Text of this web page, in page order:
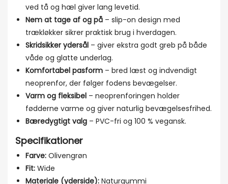
ved tå og hæl giver lang levetid.
Nem at tage af og på – slip-on design med
trækløkker sikrer praktisk brug i hverdagen.
Skridsikker ydersål – giver ekstra godt greb på både
våde og glatte underlag.
Komfortabel pasform – bred læst og indvendigt
neoprenfor, der følger fodens bevægelser.
Varm og fleksibel – neoprenforingen holder
fødderne varme og giver naturlig bevægelsesfrihed.
Bæredygtigt valg – PVC-fri og 100 % vegansk.
Specifikationer
Farve: Olivengrøn
Fit: Wide
Materiale (yderside): Naturgummi